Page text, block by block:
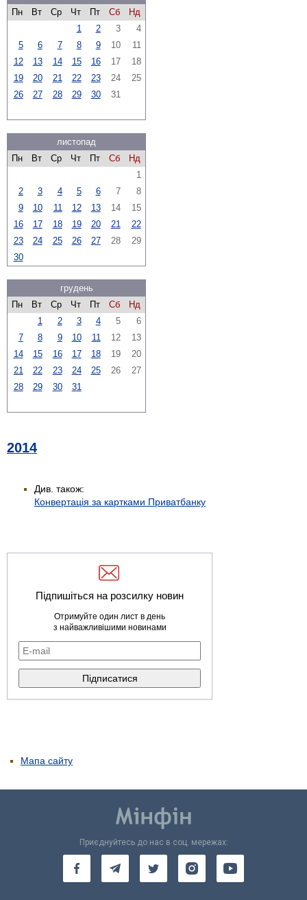
Пн
Вт Ср Чт Пт Сб
Нд
1
2 3
4
5
6 7 8 9 10
11
12
13 14 15 16 17
18
19
20 21 22 23 24
25
26
27 28 29 30 31
листопад
Пн
Вт Ср Чт Пт Сб
Нд
1
2
3 4 5 6 7
8
9
10 11 12 13 14
15
16
17 18 19 20 21
22
23
24 25 26 27 28
29
30
грудень
Пн
Вт Ср Чт Пт Сб
Нд
1
2 3 4 5
6
7
8 9 10 11 12
13
14
15 16 17 18 19
20
21
22 23 24 25 26
27
28
29 30 31
2014
Див. також:
Конвертація за картками Приватбанку
Підпишіться на розсилку новин
Отримуйте один лист в день
з найважливішими новинами
Мапа сайту
Приєднуйтесь до нас в соц. мережах: